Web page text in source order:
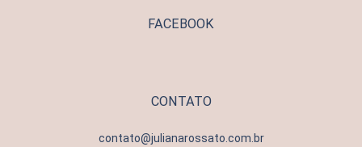
FACEBOOK
CONTATO
contato@julianarossato.com.br